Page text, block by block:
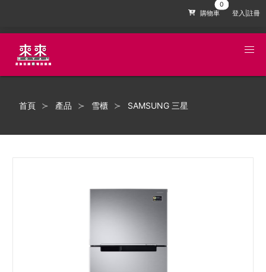
購物車 登入|註冊
首頁 產品 雪櫃 SAMSUNG 三星